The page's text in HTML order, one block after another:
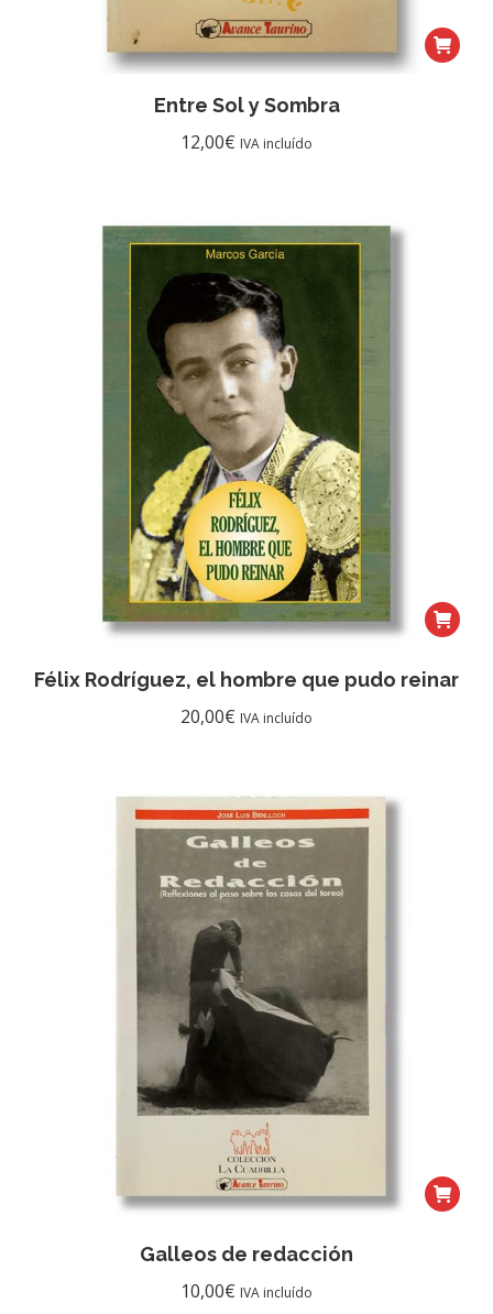
Entre Sol y Sombra
12,00€ IVA incluído
Félix Rodríguez, el hombre que pudo reinar
20,00€ IVA incluído
Galleos de redacción
10,00€ IVA incluído